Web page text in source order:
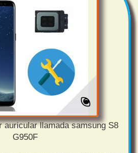
auricular llamada samsung S8
G950F